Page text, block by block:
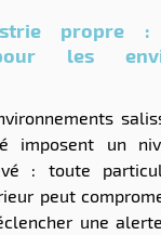
propre
les
imposent un
: toute
peut
une